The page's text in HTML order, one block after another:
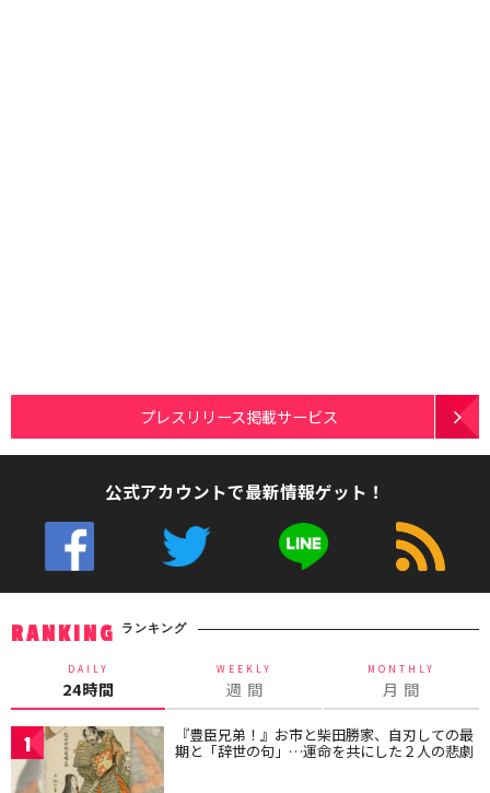
プレスリリース掲載サービス
公式アカウントで最新情報ゲット！
RANKING ランキング
DAILY
24時間
WEEKLY
週 間
MONTHLY
月 間
1 『豊臣兄弟！』お市と柴田勝家、自刃しての最
期と「辞世の句」…運命を共にした２人の悲劇